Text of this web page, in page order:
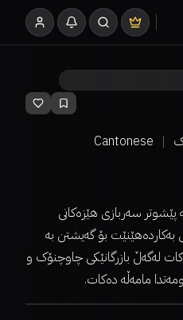
Cantonese
پێشوتر سەربازی هێزەکانی
بەکاردەهێنێت بۆ گەیشتن بە
لەگەڵ بازرگانێکی چاوچنۆک و
مامەڵە دەکات.